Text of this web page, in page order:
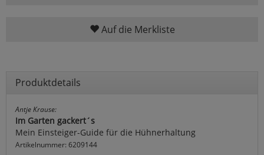
Auf die Merkliste
Produktdetails
Antje Krause:
Im Garten gackert´s
Mein Einsteiger-Guide für die Hühnerhaltung
Artikelnummer: 6209144